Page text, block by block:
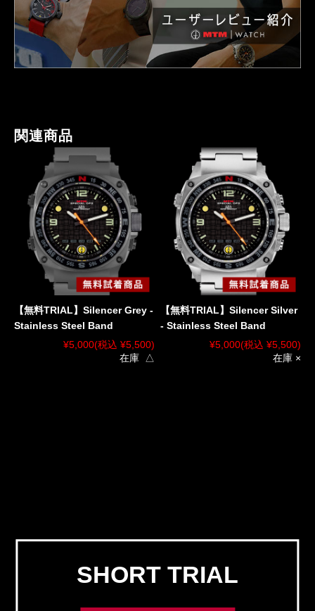
関連商品
【無料TRIAL】Silencer Grey -
Stainless Steel Band
¥5,000(税込 ¥5,500)
在庫 △
【無料TRIAL】Silencer Silver
- Stainless Steel Band
¥5,000(税込 ¥5,500)
在庫 ×
SHORT TRIAL